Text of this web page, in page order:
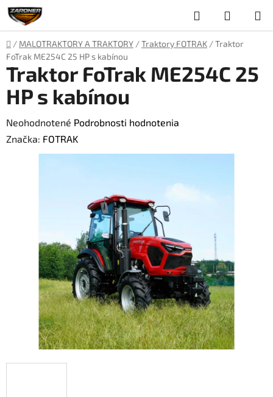
Prejsť
na
obsah
Hľadať
KOŠÍK
Domov
/ MALOTRAKTORY A TRAKTORY /Traktory FOTRAK /Traktor
FoTrak ME254C 25 HP s kabínou
Traktor FoTrak ME254C 25
HP s kabínou
Priemerné
hodnotenie
produktu
Neohodnotené Podrobnosti hodnotenia
Značka: FOTRAK